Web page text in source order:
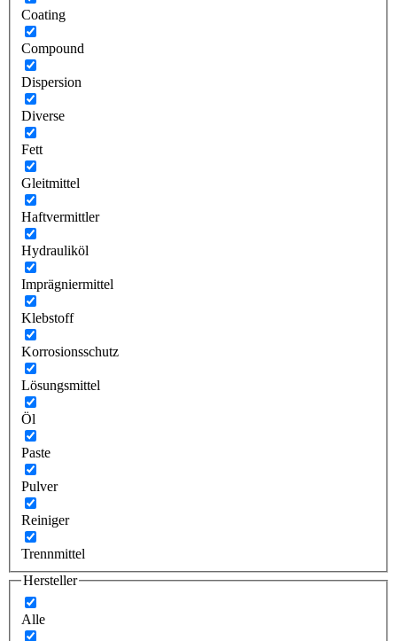
Coating
Compound
Dispersion
Diverse
Fett
Gleitmittel
Haftvermittler
Hydrauliköl
Imprägniermittel
Klebstoff
Korrosionsschutz
Lösungsmittel
Öl
Paste
Pulver
Reiniger
Trennmittel
Hersteller
Alle